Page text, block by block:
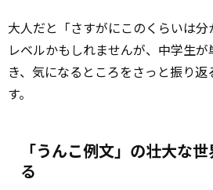
大人だと「さすがにこのくらいは分
レベルかもしれませんが、中学生が
き、気になるところをさっと振り
す。
「うんこ例文」の壮大な
る